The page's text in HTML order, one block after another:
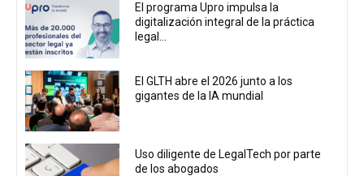
El programa Upro impulsa la
digitalización integral de la práctica
legal...
El GLTH abre el 2026 junto a los
gigantes de la IA mundial
Uso diligente de LegalTech por parte
de los abogados